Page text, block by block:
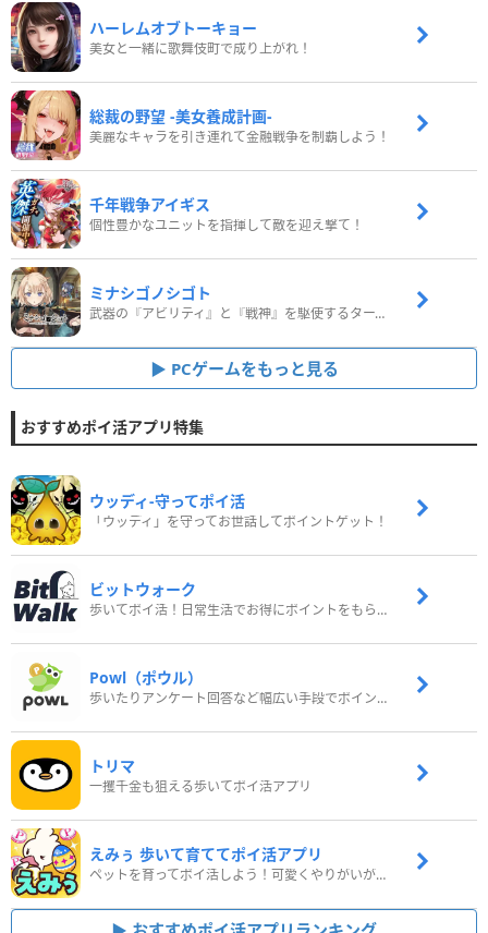
ハーレムオブトーキョー
美女と一緒に歌舞伎町で成り上がれ！
総裁の野望 -美女養成計画-
美麗なキャラを引き連れて金融戦争を制覇しよう！
千年戦争アイギス
個性豊かなユニットを指揮して敵を迎え撃て！
ミナシゴノシゴト
武器の『アビリティ』と『戦神』を駆使するターン制コマンドバトルRPG！
PCゲームをもっと見る
おすすめポイ活アプリ特集
ウッディ‐守ってポイ活
「ウッディ」を守ってお世話してポイントゲット！
ビットウォーク
歩いてポイ活！日常生活でお得にポイントをもらおう
Powl（ポウル）
歩いたりアンケート回答など幅広い手段でポイントをゲット
トリマ
一攫千金も狙える歩いてポイ活アプリ
えみぅ 歩いて育ててポイ活アプリ
ペットを育ってポイ活しよう！可愛くやりがいがある新感覚アプリ